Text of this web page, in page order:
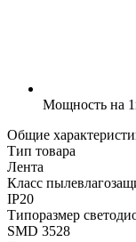
Мощность на
Общие
Тип товара
Лента
Класс
IP20
Типоразмер
SMD 3528